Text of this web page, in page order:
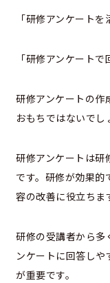
「研修アンケート
「研修アンケート
研修アンケートの作
おもちではないでし
研修アンケートは研
です。研修が効果的
容の改善に役立ちま
研修の受講者から多
ンケートに回答しや
が重要です。